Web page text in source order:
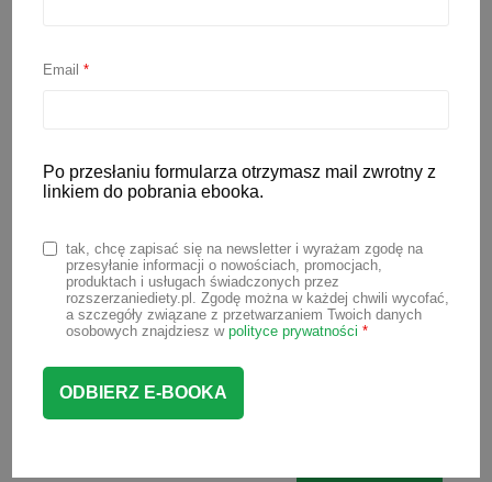
modyfikowanym, czy jest
1 sierpnia 2022
modyfikowanym, czy jest szkodliwy?
Dzisiaj przychodzę z odpowiedzią i
sporą dawką wiedzy na temat tego
artykuł jest oparty o badania naukowe
(wszystkie źródła znajdziesz na samym
Email*
Po przesłaniu formularza otrzymasz mail zwrotny z
linkiem do pobrania ebooka.
tak, chcę zapisać się na newsletter i wyrażam zgodę na
przesyłanie informacji o nowościach, promocjach,
produktach i usługach świadczonych przez
rozszerzaniediety.pl. Zgodę można w każdej chwili wycofać,
a szczegóły związane z przetwarzaniem Twoich danych
osobowych znajdziesz w polityce prywatności *